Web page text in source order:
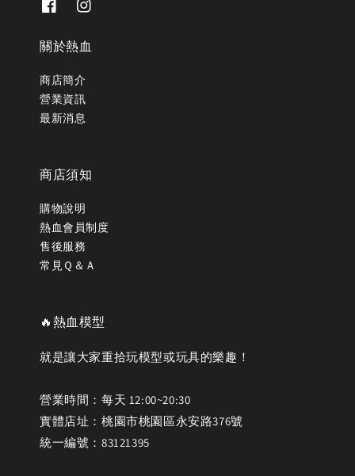
關於熱血
商店簡介
營業資訊
最新消息
商店須知
購物說明
熱血會員制度
售後服務
常見Ｑ＆Ａ
🔥熱血模型
就是讓大家重拾玩模型或玩具的樂趣！
營業時間：每天 12:00~20:30
實體店址：桃園市桃園區永安路376號
統一編號：83121395